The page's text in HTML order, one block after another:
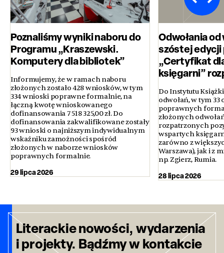
Poznaliśmy wyniki naboru do
Programu „Kraszewski.
Komputery dla bibliotek”
Informujemy, że w ramach naboru
złożonych zostało 428 wniosków, w tym
334 wnioski poprawne formalnie, na
łączną kwotę wnioskowanego
dofinansowania 7 518 325,00 zł. Do
dofinansowania zakwalifikowane zostały
93 wnioski o najniższym indywidualnym
wskaźniku zamożności spośród
złożonych w naborze wniosków
poprawnych formalnie.
29 lipca 2026
Odwołania
szóstej
„Certyfikat
księgarni”
Do Instytutu Książki
odwołań, w tym 33
poprawnych
złożonych
rozpatrzonych
wspartych
zarówno z
Warszawa), jak i z
np. Zgierz, Rumia.
28 lipca 2026
Literackie nowości, wydarzenia
i projekty. Bądźmy w kontakcie